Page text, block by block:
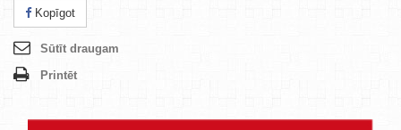
Kopīgot
Sūtīt draugam
Printēt